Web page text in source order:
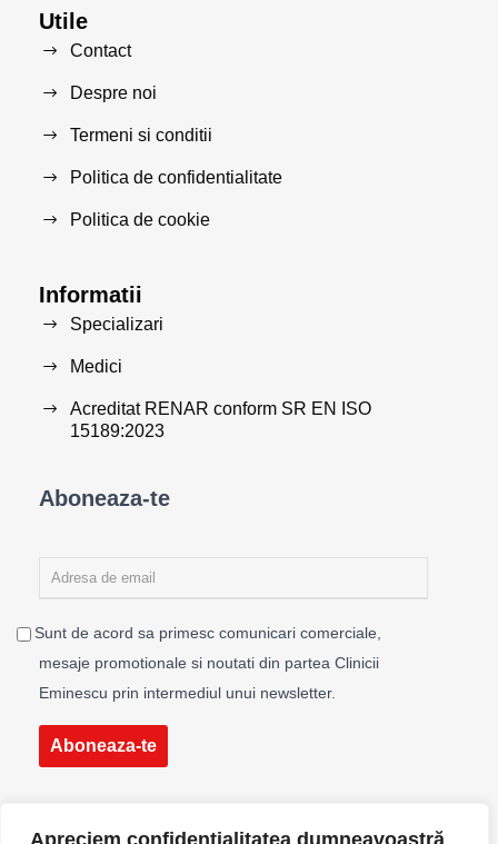
Apreciem confidențialitatea dumneavoastră
Utile
Contact
Despre noi
Termeni si conditii
Politica de confidentialitate
Politica de cookie
Informatii
Specializari
Medici
Acreditat RENAR conform SR EN ISO
15189:2023
Aboneaza-te
Sunt de acord sa primesc comunicari comerciale,
mesaje promotionale si noutati din partea Clinicii
Eminescu prin intermediul unui newsletter.
Aboneaza-te